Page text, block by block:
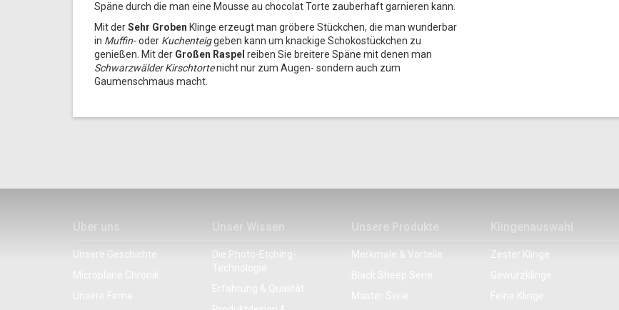
Späne durch die man eine Mousse au chocolat Torte zauberhaft garnieren kann.
Mit derSehr Groben Klinge erzeugt man gröbere Stückchen, die man wunderbar
in Muffin- oder Kuchenteiggeben kann um knackige Schokostückchen zu
genießen. Mit der Großen Raspel reiben Sie breitere Späne mit denen man
Schwarzwälder Kirschtortenicht nur zum Augen- sondern auch zum
Gaumenschmaus macht.
Über uns
Unsere Geschichte
Unser Wissen
Die Photo-Etching-
Unsere Produkte
Merkmale & Vorteile
Klingenauswahl
Zester Klinge